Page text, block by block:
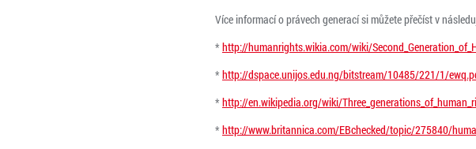
Více informací o právech generací si můžete přečíst v
* http://humanrights.wikia.com/wiki/
* http://dspace.unijos.edu.ng/bitstream/10485/221/1/
* http://en.wikipedia.org/wiki/
* http://www.britannica.com/EBchecked/topic/275840/